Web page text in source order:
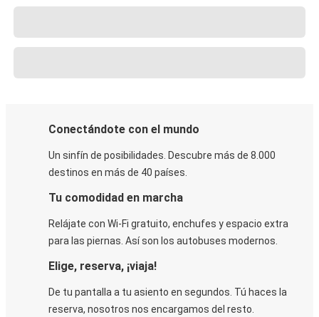
Conectándote con el mundo
Un sinfín de posibilidades. Descubre más de 8.000
destinos en más de 40 países.
Tu comodidad en marcha
Relájate con Wi-Fi gratuito, enchufes y espacio extra
para las piernas. Así son los autobuses modernos.
Elige, reserva, ¡viaja!
De tu pantalla a tu asiento en segundos. Tú haces la
reserva, nosotros nos encargamos del resto.